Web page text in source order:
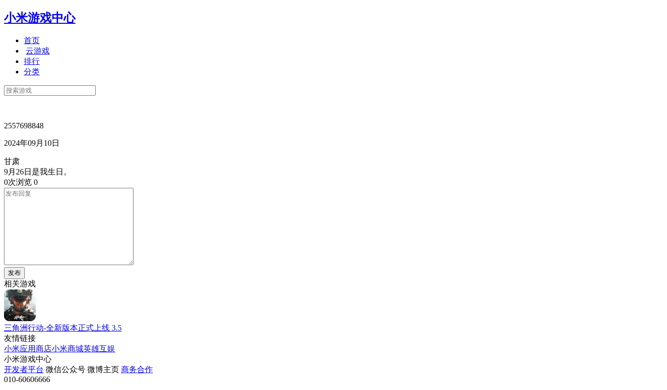
小米游戏中心
首页
云游戏
排行
分类
2557698848
2024年09月10日
甘肃
9月26日是我生日。
0次浏览 0
发布
相关游戏
三角洲行动-全新版本正式上线 3.5
友情链接
小米应用商店小米商城英雄互娱
小米游戏中心
开发者平台 微信公众号 微博主页 商务合作
010-60606666